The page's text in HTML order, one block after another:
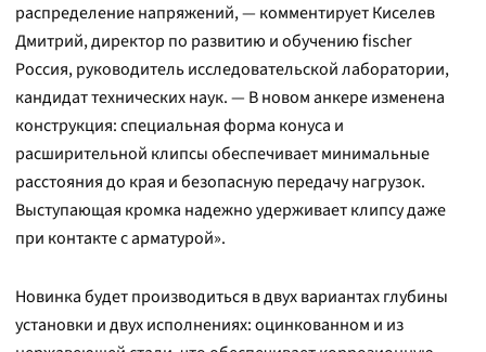
распределение напряжений, — комментирует Киселев
Дмитрий, директор по развитию и обучению fischer
Россия, руководитель исследовательской лаборатории,
кандидат технических наук. — В новом анкере изменена
конструкция: специальная форма конуса и
расширительной клипсы обеспечивает минимальные
расстояния до края и безопасную передачу нагрузок.
Выступающая кромка надежно удерживает клипсу даже
при контакте с арматурой».
Новинка будет производиться в двух вариантах глубины
установки и двух исполнениях: оцинкованном и из